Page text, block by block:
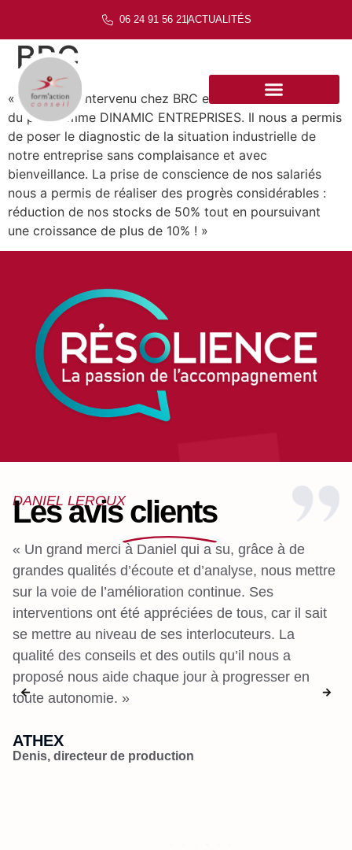
06 24 91 56 21ACTUALITÉS
BRC
« Daniel est intervenu chez BRC en 2014 dans le cadre
du programme DINAMIC ENTREPRISES. Il nous a permis
de poser le diagnostic de la situation industrielle de
notre entreprise sans complaisance et avec
bienveillance. La prise de conscience de nos salariés
nous a permis de réaliser des progrès considérables :
réduction de nos stocks de 50% tout en poursuivant
une croissance de plus de 10% ! »
DANIEL LEROUX
Les avis clients
« Un grand merci à Daniel qui a su, grâce à de
grandes qualités d’écoute et d’analyse, nous mettre
sur la voie de l’amélioration continue. Ses
interventions ont été appréciées de tous, car il sait
se mettre au niveau de ses interlocuteurs. La
qualité des conseils et des outils qu’il nous a
proposé nous aide chaque jour à progresser en
toute autonomie. »
ATHEX
Denis, directeur de production